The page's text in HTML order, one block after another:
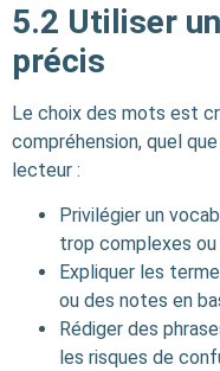
5.2 Utiliser
précis
Le choix des mots est
compréhension, quel
lecteur :
Privilégier un
trop complexes ou
Expliquer les
ou des notes en
Rédiger des
les risques de